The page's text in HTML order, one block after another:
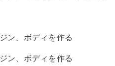
ン、ボディを作る
ン、ボディを作る